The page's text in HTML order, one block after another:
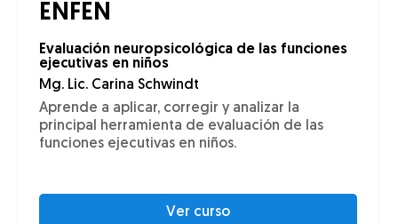
ENFEN
Evaluación neuropsicológica de las funciones
ejecutivas en niños
Mg. Lic. Carina Schwindt
Aprende a aplicar, corregir y analizar la
principal herramienta de evaluación de las
funciones ejecutivas en niños.
Ver curso